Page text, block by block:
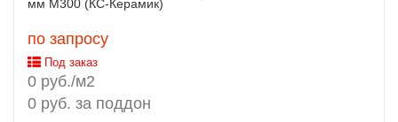
мм М300 (КС-Керамик)
по запросу
Под заказ
0 руб./м2
0 руб. за поддон